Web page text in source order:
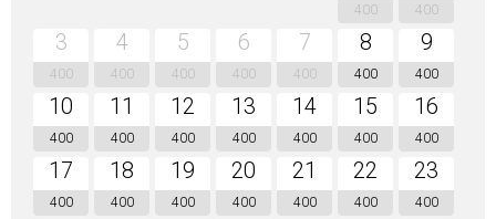
400 400
3
400
4
400
5
400
6
400
7
400
8
400
9
400
10
400
11
400
12
400
13
400
14
400
15
400
16
400
17
400
18
400
19
400
20
400
21
400
22
400
23
400